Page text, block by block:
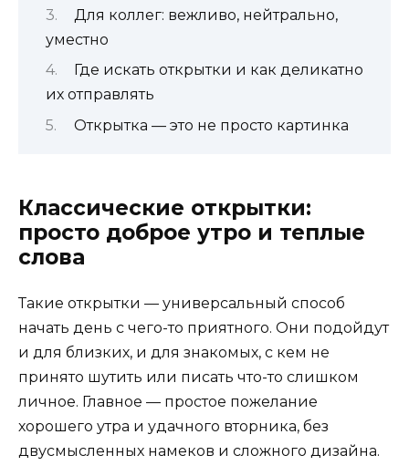
Для коллег: вежливо, нейтрально,
уместно
Где искать открытки и как деликатно
их отправлять
Открытка — это не просто картинка
Классические открытки:
просто доброе утро и теплые
слова
Такие открытки — универсальный способ
начать день с чего-то приятного. Они подойдут
и для близких, и для знакомых, с кем не
принято шутить или писать что-то слишком
личное. Главное — простое пожелание
хорошего утра и удачного вторника, без
двусмысленных намеков и сложного дизайна.